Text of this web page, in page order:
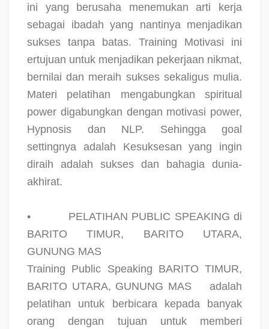
ini yang berusaha menemukan arti kerja
sebagai ibadah yang nantinya menjadikan
sukses tanpa batas. Training Motivasi ini
ertujuan untuk menjadikan pekerjaan nikmat,
bernilai dan meraih sukses sekaligus mulia.
Materi pelatihan mengabungkan spiritual
power digabungkan dengan motivasi power,
Hypnosis dan NLP. Sehingga goal
settingnya adalah Kesuksesan yang ingin
diraih adalah sukses dan bahagia dunia-
akhirat.
•
PELATIHAN PUBLIC SPEAKING di
BARITO TIMUR, BARITO UTARA,
GUNUNG MAS
Training Public Speaking BARITO TIMUR,
BARITO UTARA, GUNUNG MAS
adalah
pelatihan untuk berbicara kepada banyak
orang dengan tujuan untuk memberi